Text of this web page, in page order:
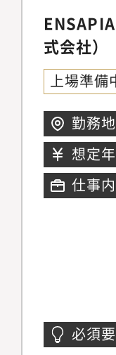
式会社）
上場準備
勤務地
想定
仕事
必須